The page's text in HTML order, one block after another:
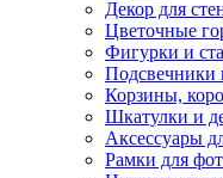
Декор для
Цветочные
Фигурки и
Подсвечники
Корзины,
Шкатулки и
Аксессуары
Рамки для